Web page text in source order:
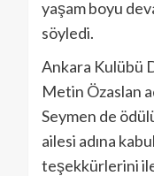
yaşam boyu
söyledi.
Ankara Kulübü
Metin Özaslan
Seymen de
ailesi adına
teşekkürlerini